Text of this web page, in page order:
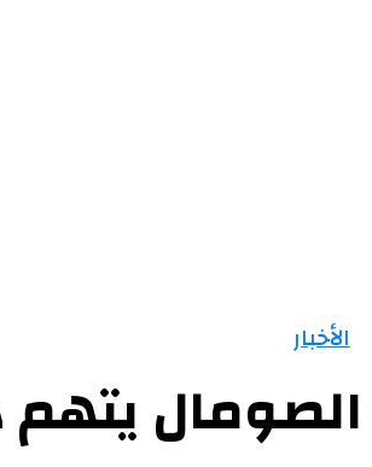
الأخبار
الصومال يتهم